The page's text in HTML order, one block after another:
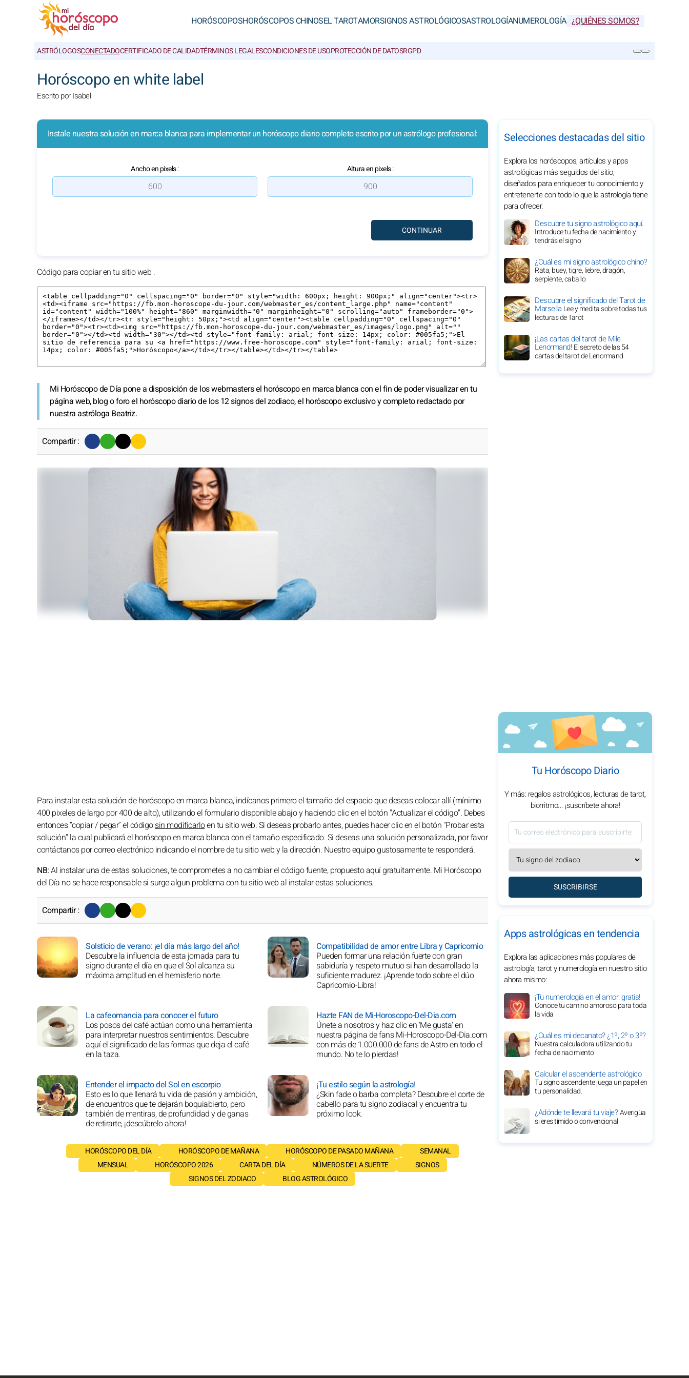
HORÓSCOPOSHORÓSCOPOS CHINOSEL TAROTAMORSIGNOS ASTROLÓGICOSASTROLOGÍANUMEROLOGÍA ¿QUIÉNES SOMOS?
ASTRÓLOGOSCONECTADOCERTIFICADO DE CALIDADTÉRMINOS LEGALESCONDICIONES DE USOPROTECCIÓN DE DATOSRGPD
Horóscopo en white label
Escrito por Isabel
Instale nuestra solución en marca blanca para implementar un horóscopo diario completo escrito por un astrólogo profesional:
Ancho en pixels : Altura en pixels :
Código para copiar en tu sitio web :
Mi Horóscopo de Día pone a disposición de los webmastersel horóscopo en marca blancacon el fin de poder visualizar en tu
página web, blog o foro el horóscopo diario de los 12 signos del zodiaco, el horóscopo exclusivo y completo redactado por
nuestra astróloga Beatriz.
Compartir :
Para instalar esta solución de horóscopo en marca blanca, indícanos primero el tamaño del espacio que deseas colocar allí (mínimo
400 pixeles de largo por 400 de alto), utilizando el formulario disponible abajo y haciendo clic en el botón "Actualizar el código". Debes
entonces “copiar / pegar” el códigosin modificarloen tu sitio web. Si deseas probarlo antes, puedes hacer clic en el botón "Probar esta
solución" la cual publicará el horóscopo en marca blanca con el tamaño especificado. Si deseas una solución personalizada, por favor
contáctanos por correo electrónico indicando el nombre de tu sitio web y la dirección. Nuestro equipo gustosamente te responderá.
NB:Al instalar una de estas soluciones, te comprometes a no cambiar el código fuente, propuesto aquí gratuitamente. Mi Horóscopo
del Día no se hace responsable si surge algun problema con tu sitio web al instalar estas soluciones.
Compartir :
Solsticio de verano: ¡el día más largo del año!
Descubre la influencia de esta jornada para tu
signo durante el día en que el Sol alcanza su
máxima amplitud en el hemisferio norte.
Compatibilidad de amor entre Libra y Capricornio
Pueden formar una relación fuerte con gran
sabiduría y respeto mutuo si han desarrollado la
suficiente madurez. ¡Aprende todo sobre el dúo
Capricornio-Libra!
La cafeomancia para conocer el futuro
Los posos del café actúan como una herramienta
para interpretar nuestros sentimientos. Descubre
aquí el significado de las formas que deja el café
en la taza.
Hazte FAN de Mi-Horoscopo-Del-Dia.com
Únete a nosotros y haz clic en 'Me gusta' en
nuestra página de fans Mi-Horoscopo-Del-Dia.com
con más de 1.000.000 de fans de Astro en todo el
mundo. No te lo pierdas!
Entender el impacto del Sol en escorpio
Esto es lo que llenará tu vida de pasión y ambición,
de encuentros que te dejarán boquiabierto, pero
también de mentiras, de profundidad y de ganas
de retirarte, ¡descúbrelo ahora!
¡Tu estilo según la astrología!
¿Skin fade o barba completa? Descubre el corte de
cabello para tu signo zodiacal y encuentra tu
próximo look.
HORÓSCOPO DEL DÍA HORÓSCOPO DE MAÑANA HORÓSCOPO DE PASADO MAÑANA
SEMANAL
MENSUAL
HORÓSCOPO 2026 CARTA DEL DÍA NÚMEROS DE LA SUERTE
SIGNOS
SIGNOS DEL ZODIACO
BLOG ASTROLÓGICO
Selecciones destacadas del sitio
Explora los horóscopos, artículos y apps
astrológicas más seguidos del sitio,
diseñados para enriquecer tu conocimiento y
entretenerte con todo lo que la astrología tiene
para ofrecer.
Descubre tu signo astrológico aquí.
Introduce tu fecha de nacimiento y
tendrás el signo
¿Cuál es mi signo astrológico chino?
Rata, buey, tigre, liebre, dragón,
serpiente, caballo
Descubre el significado del Tarot de
Marsella Lee y medita sobre todas tus
lecturas de Tarot
¡Las cartas del tarot de Mlle
Lenormand!El secreto de las 54
cartas del tarot de Lenormand
Tu Horóscopo Diario
Y más: regalos astrológicos, lecturas de tarot,
biorritmo... ¡suscríbete ahora!
SUSCRIBIRSE
Apps astrológicas en tendencia
Explora las aplicaciones más populares de
astrología, tarot y numerología en nuestro sitio
ahora mismo:
¡Tu numerología en el amor: gratis!
Conoce tu camino amoroso para toda
la vida
¿Cuál es mi decanato? ¿1º, 2º o 3º?
Nuestra calculadora utilizando tu
fecha de nacimiento
Calcular el ascendente astrológico
Tu signo ascendente juega un papel en
tu personalidad.
¿Adónde te llevará tu viaje?Averigüa
si eres tímido o convencional